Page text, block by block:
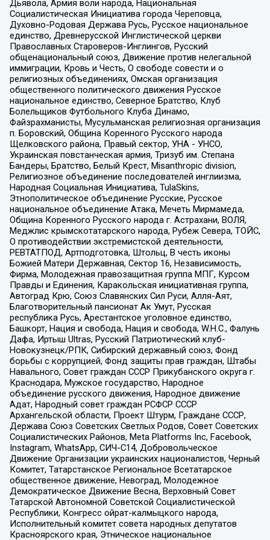
Дьявола, Армия воли народа, Национальная
Социалистическая Инициатива города Череповца,
Духовно-Родовая Держава Русь, Русское национальное
единство, Древнерусской Инглистической церкви
Православных Староверов-Инглингов, Русский
общенациональный союз, Движение против нелегальной
иммиграции, Кровь и Честь, О свободе совести и о
религиозных объединениях, Омская организация
общественного политического движения Русское
национальное единство, Северное Братство, Клуб
Болельщиков Футбольного Клуба Динамо,
Файзрахманисты, Мусульманская религиозная организация
п. Боровский, Община Коренного Русского народа
Щелковского района, Правый сектор, УНА - УНСО,
Украинская повстанческая армия, Тризуб им. Степана
Бандеры, Братство, Белый Крест, Misanthropic division,
Религиозное объединение последователей инглиизма,
Народная Социальная Инициатива, TulaSkins,
Этнополитическое объединение Русские, Русское
национальное объединение Атака, Мечеть Мирмамеда,
Община Коренного Русского народа г. Астрахани, ВОЛЯ,
Меджлис крымскотатарского народа, Рубеж Севера, ТОЙС,
О противодействии экстремистской деятельности,
РЕВТАТПОД, Артподготовка, Штольц, В честь иконы
Божией Матери Державная, Сектор 16, Независимость,
Фирма, Молодежная правозащитная группа МПГ, Курсом
Правды и Единения, Каракольская инициативная группа,
Автоград Крю, Союз Славянских Сил Руси, Алля-Аят,
Благотворительный пансионат Ак Умут, Русская
республика Русь, Арестантское уголовное единство,
Башкорт, Нация и свобода, Нация и свобода, W.H.С., Фалунь
Дафа, Иртыш Ultras, Русский Патриотический клуб-
Новокузнецк/РПК, Сибирский державный союз, Фонд
борьбы с коррупцией, Фонд защиты прав граждан, Штабы
Навального, Совет граждан СССР Прикубанского округа г.
Краснодара, Мужское государство, Народное
объединение русского движения, Народное движение
Адат, Народный совет граждан РСФСР СССР
Архангельской области, Проект Штурм, Граждане СССР,
Держава Союз Советских Светлых Родов, Совет Советских
Социалистических Районов, Meta Platforms Inc, Facebook,
Instagram, WhatsApp, СИЧ-С14, Добровольческое
Движение Организации украинских националистов, Черный
Комитет, Татарстанское Региональное Всетатарское
общественное движение, Невоград, Молодежное
Демократическое Движение Весна, Верховный Совет
Татарской Автономной Советской Социалистической
Республики, Конгресс ойрат-калмыцкого народа,
Исполнительный комитет совета народных депутатов
Красноярского края, Этническое национальное